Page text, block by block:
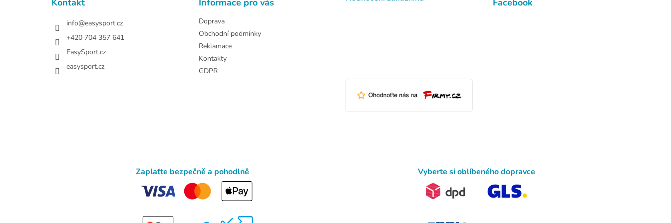
info@easysport.cz
+420 704 357 641
EasySport.cz
easysport.cz
Doprava
Obchodní podmínky
Reklamace
Kontakty
GDPR
Zaplaťte bezpečně a pohodlně Vyberte si oblíbeného dopravce